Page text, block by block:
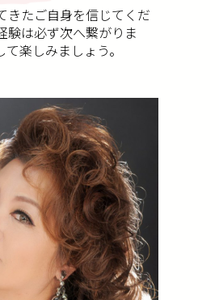
きたご自身を信じてくだ
験は必ず次へ繋がりま
楽しみましょう。